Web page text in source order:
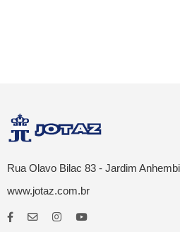
Rua Olavo Bilac 83 - Jardim
www.jotaz.com.br